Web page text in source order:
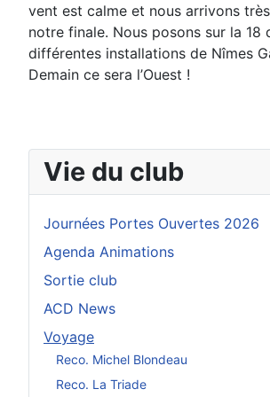
Vie du club
Journées Portes Ouvertes 2026
Agenda Animations
Sortie club
ACD News
Voyage
Reco. Michel Blondeau
Reco. La Triade
vent est calme et nous arrivons
notre finale. Nous posons sur la
différentes installations de Nîmes
Demain ce sera l’Ouest !